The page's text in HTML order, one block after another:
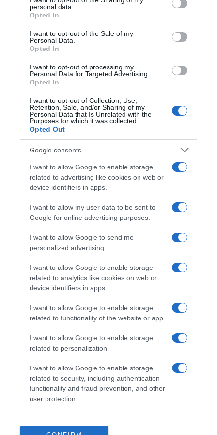
grant or deny consent to Google and its third-party tags to
use your data for below specified purposes in below Google
consent section.
personal data.
Opted In
I want to opt-out of the Sale of my
Personal Data.
Opted In
I want to opt-out of processing my
Personal Data for Targeted Advertising.
Opted In
I want to opt-out of Collection, Use,
Retention, Sale, and/or Sharing of my
Personal Data that Is Unrelated with the
Purposes for which it was collected.
Opted Out
Google consents
I want to allow Google to enable storage
related to advertising like cookies on web or
device identifiers in apps.
I want to allow my user data to be sent to
Google for online advertising purposes.
I want to allow Google to send me
personalized advertising.
I want to allow Google to enable storage
related to analytics like cookies on web or
device identifiers in apps.
I want to allow Google to enable storage
related to functionality of the website or app.
I want to allow Google to enable storage
related to personalization.
I want to allow Google to enable storage
related to security, including authentication
functionality and fraud prevention, and other
user protection.
A terror támogatása: a palesztin
társadalom mély válságát tükrözi
A PCPSR adatai szerint a palesztinok 60%-a
elégedett a Hamász teljesítményével a
háborúban, miközben 41% szerint a szervezet
a legalkalmasabb a palesztin nép vezetésére.
A felmérés azt is megállapította,
hogy a palesztinok legnagyobb
szimpátiáját a jemeni húszi
milícia élvezi – 74%-uk pozitívan
ítéli meg őket, pedig a húszik
hónapok óta rakétákkal és
drónokkal támadják Izraelt. Őket
követi Katar (52%) és a Hezbollah
(50%).
A Hamász népszerűsége töretlen – a
radikalizmus mélyen gyökerezik
A kutatás riasztó képet fest: miközben a
Hamász brutális támadása 1 200 izraeli civil
halálát és több ezer sebesültet okozott, a
palesztin közvélemény többsége ma is
helyesli azt.
terrorizmus, a mártírkultusz és